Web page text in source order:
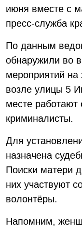
июня вместе с
пресс-служба
По данным
обнаружили во
мероприятий
возле улицы 5
месте работают
криминалисты.
Для
назначена
Поиски матери
них участвуют
волонтёры.
Напомним,